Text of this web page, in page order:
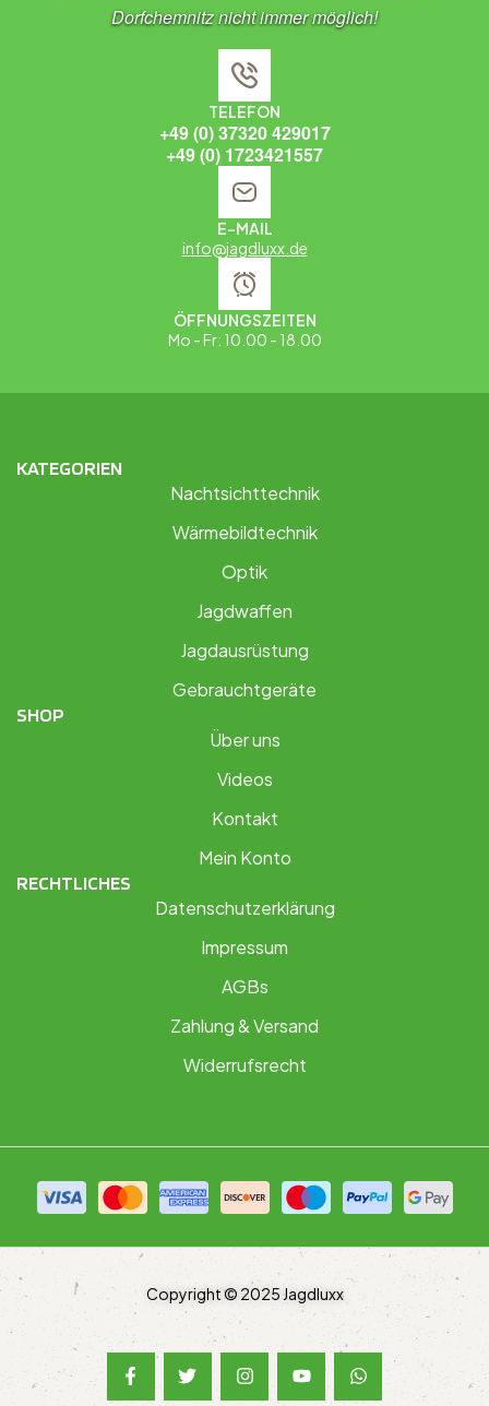
Dorfchemnitz nicht immer möglich!
TELEFON
+49 (0) 37320 429017
+49 (0) 1723421557
E-MAIL
info@jagdluxx.de
ÖFFNUNGSZEITEN
Mo - Fr: 10.00 - 18.00
KATEGORIEN
Nachtsichttechnik
Wärmebildtechnik
Optik
Jagdwaffen
Jagdausrüstung
Gebrauchtgeräte
SHOP
Über uns
Videos
Kontakt
Mein Konto
RECHTLICHES
Datenschutzerklärung
Impressum
AGBs
Zahlung & Versand
Widerrufsrecht
Copyright © 2025 Jagdluxx